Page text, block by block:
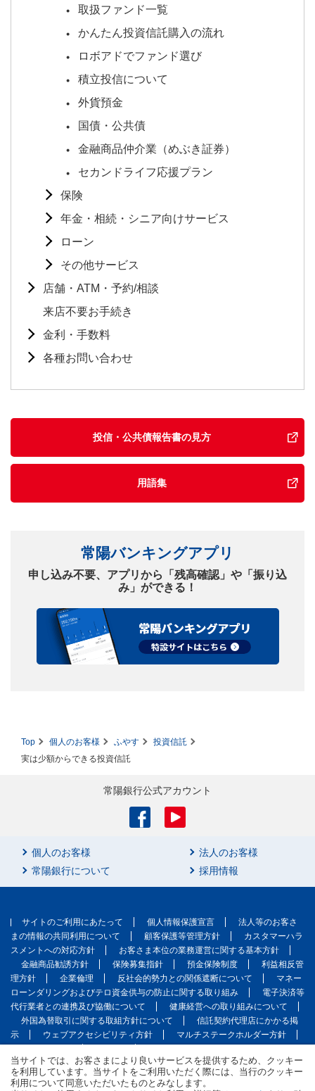
取扱ファンド一覧
かんたん投資信託購入の流れ
ロボアドでファンド選び
積立投信について
外貨預金
国債・公共債
金融商品仲介業（めぶき証券）
セカンドライフ応援プラン
保険
年金・相続・シニア向けサービス
ローン
その他サービス
店舗・ATM・予約/相談
来店不要お手続き
金利・手数料
各種お問い合わせ
投信・公共債報告書の見方
用語集
常陽バンキングアプリ
申し込み不要、アプリから「残高確認」や「振り込
み」ができる！
Top 個人のお客様 ふやす
投資信託
実は少額からできる投資信託
個人のお客様
法人のお客様
常陽銀行について
採用情報
常陽銀行公式アカウント
サイトのご利用にあたって 個人情報保護宣言
法人等のお客さ
まの情報の共同利用について
顧客保護等管理方針
カスタマーハラ
スメントへの対応方針
お客さま本位の業務運営に関する基本方針
金融商品勧誘方針
保険募集指針 預金保険制度
利益相反管
理方針
企業倫理 反社会的勢力との関係遮断について
マネー
ローンダリングおよびテロ資金供与の防止に関する取り組み
電子決済等
代行業者との連携及び協働について
健康経営への取り組みについて
外国為替取引に関する取組方針について
信託契約代理店にかかる掲
示
ウェブアクセシビリティ方針
マルチステークホルダー方針
（株）常陽銀行 本店所在地：茨城県水戸市南町2丁目5番5号
登録金融機関 関東財務局長（登金）第45号 加入協会：日本証券業協会／
当サイトでは、お客さまにより良いサービスを提供するため、クッキー
を利用しています。当サイトをご利用いただく際には、当行のクッキー
利用について同意いただいたものとみなします。